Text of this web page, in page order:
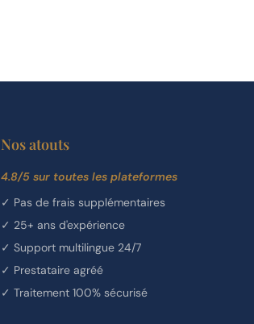
Nos atouts
4.8/5 sur toutes les plateformes
✓ Pas de frais supplémentaires
✓ 25+ ans d'expérience
✓ Support multilingue 24/7
✓ Prestataire agréé
✓ Traitement 100% sécurisé